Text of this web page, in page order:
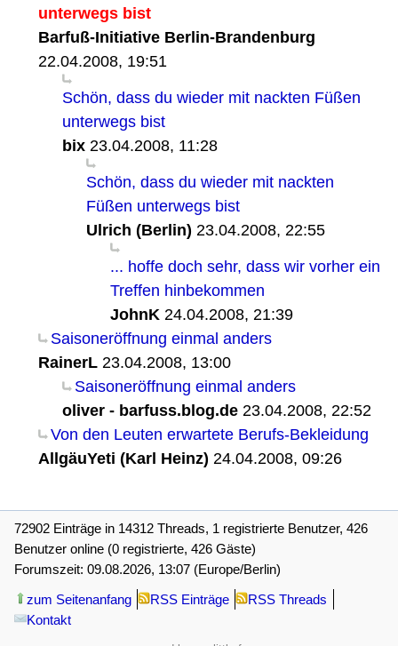
unterwegs bist
Barfuß-Initiative Berlin-Brandenburg
22.04.2008, 19:51
Schön, dass du wieder mit nackten Füßen
unterwegs bist
bix 23.04.2008, 11:28
Schön, dass du wieder mit nackten
Füßen unterwegs bist
Ulrich (Berlin) 23.04.2008, 22:55
... hoffe doch sehr, dass wir vorher ein
Treffen hinbekommen
JohnK 24.04.2008, 21:39
Saisoneröffnung einmal anders
RainerL 23.04.2008, 13:00
Saisoneröffnung einmal anders
oliver - barfuss.blog.de 23.04.2008, 22:52
Von den Leuten erwartete Berufs-Bekleidung
AllgäuYeti (Karl Heinz) 24.04.2008, 09:26
72902 Einträge in 14312 Threads, 1 registrierte Benutzer, 426
Benutzer online (0 registrierte, 426 Gäste)
Forumszeit: 09.08.2026, 13:07 (Europe/Berlin)
zum Seitenanfang RSS Einträge
RSS Threads
Kontakt